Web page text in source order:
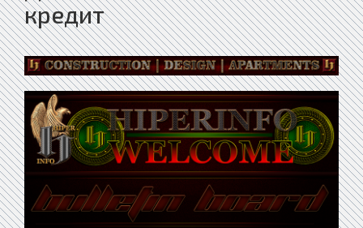
кредит